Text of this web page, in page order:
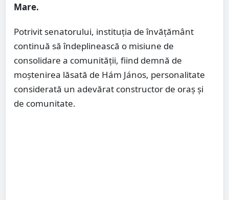
Mare.
Potrivit senatorului, instituția de învățământ
continuă să îndeplinească o misiune de
consolidare a comunității, fiind demnă de
moștenirea lăsată de Hám János, personalitate
considerată un adevărat constructor de oraș și
de comunitate.